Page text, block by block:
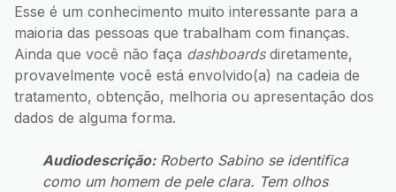
Esse é um conhecimento muito interessante para a
maioria das pessoas que trabalham com finanças.
Ainda que você não faça dashboardsdiretamente,
provavelmente você está envolvido(a) na cadeia de
tratamento, obtenção, melhoria ou apresentação dos
dados de alguma forma.
Audiodescrição:Roberto Sabino se identifica
como um homem de pele clara. Tem olhos